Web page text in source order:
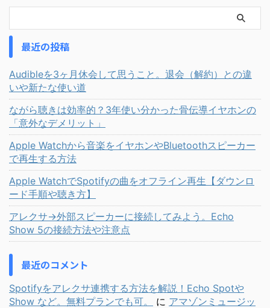
最近の投稿
Audibleを3ヶ月休会して思うこと。退会（解約）との違
いや新たな使い道
ながら聴きは効率的？3年使い分かった骨伝導イヤホンの
「意外なデメリット」
Apple Watchから音楽をイヤホンやBluetoothスピーカー
で再生する方法
Apple WatchでSpotifyの曲をオフライン再生【ダウンロ
ード手順や聴き方】
アレクサ→外部スピーカーに接続してみよう。Echo
Show 5の接続方法や注意点
最近のコメント
Spotifyをアレクサ連携する方法を解説！Echo Spotや
Show など。無料プランでも可。
に アマゾンミュージッ